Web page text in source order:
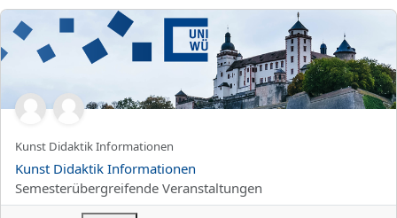
Kunst Didaktik Informationen
Kurzer Kursname
Kunst Didaktik Informationen
Kursname
Kunst Didaktik Informationen
Kursbereich
Semesterübergreifende Veranstaltungen